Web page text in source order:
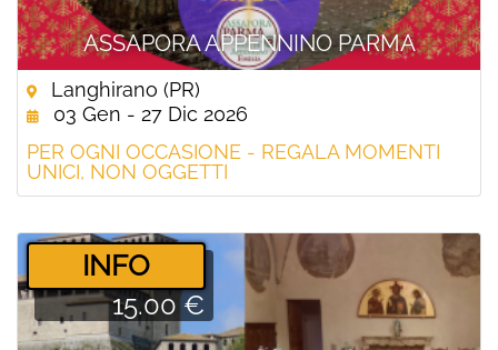
ASSAPORA APPENNINO PARMA
Langhirano (PR)
03 Gen - 27 Dic 2026
PER OGNI OCCASIONE - REGALA MOMENTI
UNICI, NON OGGETTI
­INFO
15.00 €